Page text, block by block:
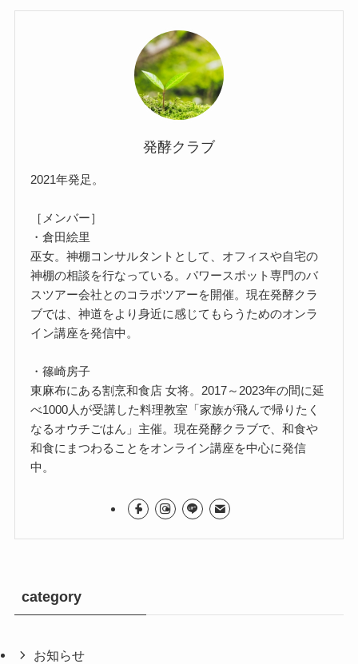
発酵クラブ
2021年発足。
［メンバー］
・倉田絵里
巫女。神棚コンサルタントとして、オフィスや自宅の
神棚の相談を行なっている。パワースポット専門のバ
スツアー会社とのコラボツアーを開催。現在発酵クラ
ブでは、神道をより身近に感じてもらうためのオンラ
イン講座を発信中。
・篠崎房子
東麻布にある割烹和食店 女将。2017～2023年の間に延
べ1000人が受講した料理教室「家族が飛んで帰りたく
なるオウチごはん」主催。現在発酵クラブで、和食や
和食にまつわることをオンライン講座を中心に発信
中。
category
お知らせ